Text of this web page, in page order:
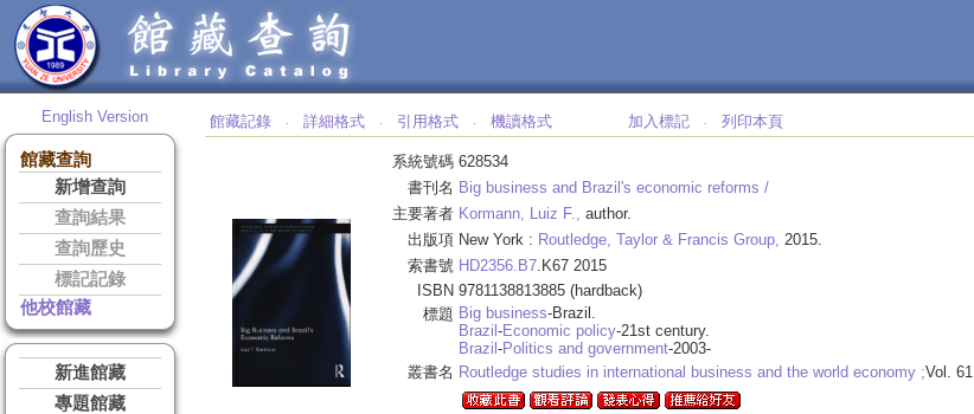
English Version
館藏查詢
新增查詢
查詢結果
查詢歷史
標記記錄
他校館藏
新進館藏
專題館藏
館藏記錄 ‧ 詳細格式 ‧ 引用格式 ‧ 機讀格式 加入標記 ‧ 列印本頁
系統號碼 628534
書刊名 Big business and Brazil's economic reforms /
主要著者 Kormann, Luiz F., author.
出版項 New York : Routledge, Taylor & Francis Group, 2015.
索書號 HD2356.B7.K67 2015
ISBN 9781138813885 (hardback)
標題 Big business-Brazil.
Brazil -Economic policy-21st century.
Brazil -Politics and government-2003-
叢書名 Routledge studies in international business and the world economy ;Vol. 61